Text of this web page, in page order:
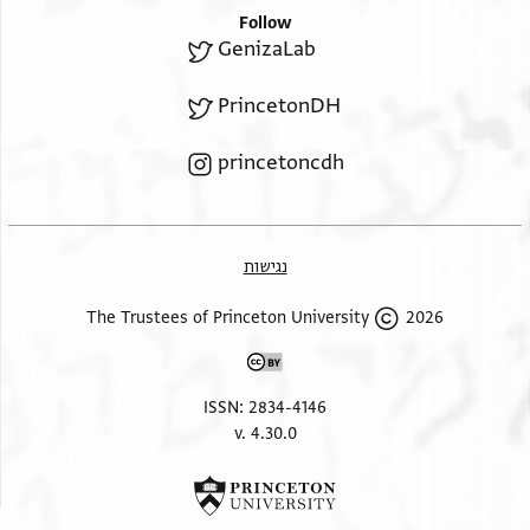
ונחמת אביון במישר לציון//
הדור// אור העולם
Follow
GenizaLab
PrincetonDH
princetoncdh
נגישות
2026 The Trustees of Princeton University
ISSN: 2834-4146
v. 4.30.0